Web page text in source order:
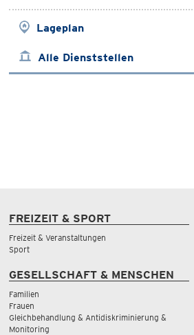
Lageplan
Alle Dienststellen
FREIZEIT & SPORT
Freizeit & Veranstaltungen
Sport
GESELLSCHAFT & MENSCHEN
Familien
Frauen
Gleichbehandlung & Antidiskriminierung &
Monitoring